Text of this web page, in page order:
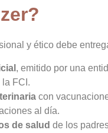
y ético debe
, emitido por una
la FCI.
con
al día.
de salud de los